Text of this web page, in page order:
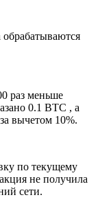
обрабатываются
раз меньше
0.1 BTC , а
вычетом 10%.
по текущему
не получила
сети.